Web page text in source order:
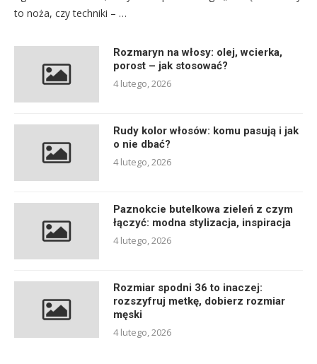
to noża, czy techniki – …
Rozmaryn na włosy: olej, wcierka,
porost – jak stosować?
4 lutego, 2026
Rudy kolor włosów: komu pasują i jak
o nie dbać?
4 lutego, 2026
Paznokcie butelkowa zieleń z czym
łączyć: modna stylizacja, inspiracja
4 lutego, 2026
Rozmiar spodni 36 to inaczej:
rozszyfruj metkę, dobierz rozmiar
męski
4 lutego, 2026